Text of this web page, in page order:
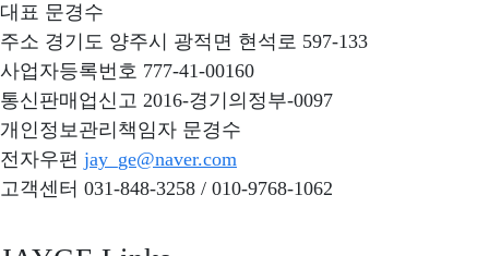
대표 문경수
주소 경기도 양주시 광적면 현석로 597-133
사업자등록번호 777-41-00160
통신판매업신고 2016-경기의정부-0097
개인정보관리책임자 문경수
전자우편 jay_ge@naver.com
고객센터 031-848-3258 / 010-9768-1062